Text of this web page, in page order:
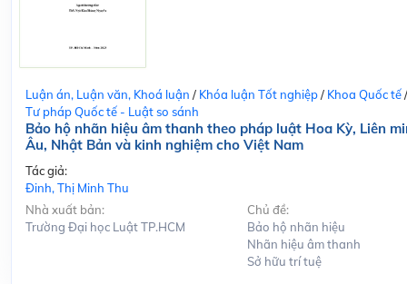
Luận án, Luận văn, Khoá luận / Khóa luận Tốt nghiệp/ Khoa Quốc tế/
Tư pháp Quốc tế - Luật so sánh
Bảo hộ nhãn hiệu âm thanh theo pháp luật Hoa Kỳ, Liên
Âu, Nhật Bản và kinh nghiệm cho Việt Nam
Tác giả:
Đinh, Thị Minh Thu
Nhà xuất bản:
Trường Đại học Luật TP.HCM
Chủ đề:
Bảo hộ nhãn hiệu
Nhãn hiệu âm thanh
Sở hữu trí tuệ